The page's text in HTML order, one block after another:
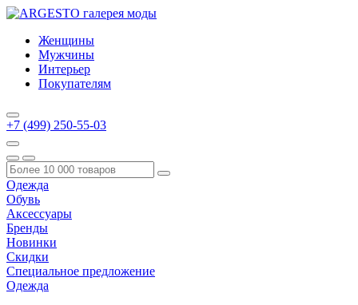
Женщины
Мужчины
Интерьер
Покупателям
+7 (499) 250-55-03
Одежда
Обувь
Аксессуары
Бренды
Новинки
Скидки
Специальное предложение
Одежда